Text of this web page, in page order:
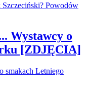
Wystawcy o
[ZDJĘCIA]